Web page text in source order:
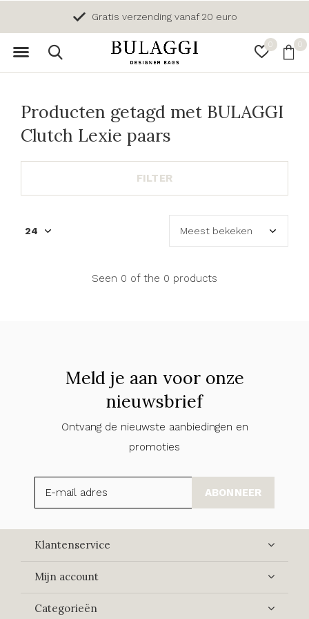
0 0
Gratis verzending vanaf 20 euro
Producten getagd met BULAGGI
Clutch Lexie paars
FILTER
Seen 0 of the 0 products
Meld je aan voor onze
nieuwsbrief
Ontvang de nieuwste aanbiedingen en
promoties
ABONNEER
Klantenservice
Mijn account
Categorieën